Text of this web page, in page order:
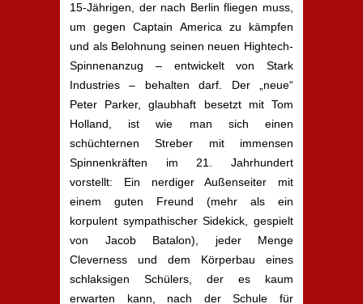
15-Jährigen, der nach Berlin fliegen muss,
um gegen Captain America zu kämpfen
und als Belohnung seinen neuen Hightech-
Spinnenanzug – entwickelt von Stark
Industries – behalten darf. Der „neue“
Peter Parker, glaubhaft besetzt mit Tom
Holland, ist wie man sich einen
schüchternen Streber mit immensen
Spinnenkräften im 21. Jahrhundert
vorstellt: Ein nerdiger Außenseiter mit
einem guten Freund (mehr als ein
korpulent sympathischer Sidekick, gespielt
von Jacob Batalon), jeder Menge
Cleverness und dem Körperbau eines
schlaksigen Schülers, der es kaum
erwarten kann, nach der Schule für